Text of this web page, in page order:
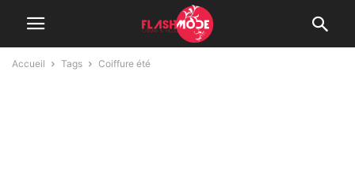
Accueil Tags Coiffure été